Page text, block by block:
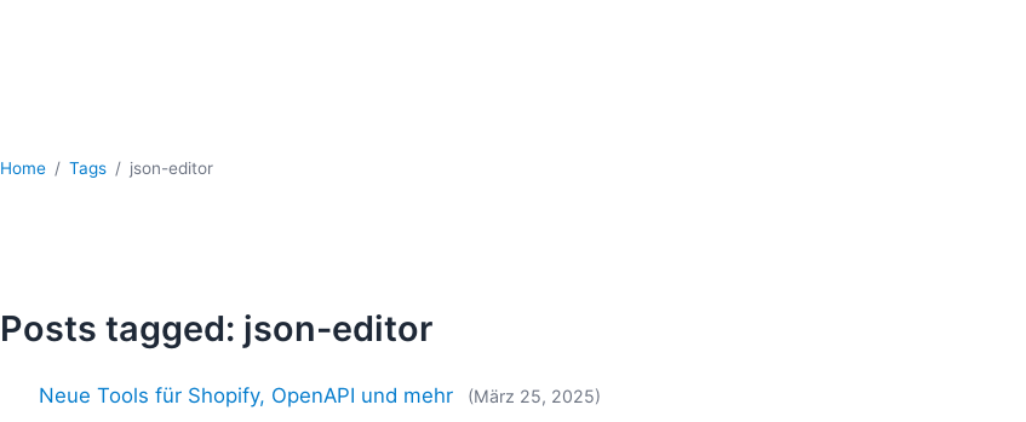
Home Tags json-editor
Posts tagged: json-editor
Neue Tools für Shopify, OpenAPI und mehr (März 25, 2025)